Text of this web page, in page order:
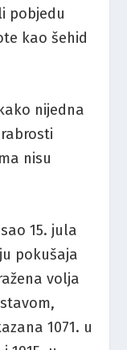
pobjedu
kao šehid
nijedna
nisu
15. jula
pokušaja
volja
1071. u